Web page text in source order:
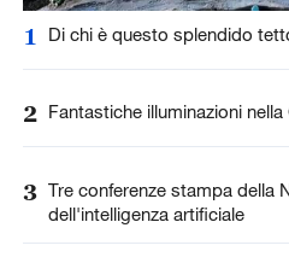
1 Di chi è questo splendido
2 Fantastiche illuminazioni
3 Tre conferenze stampa della
dell'intelligenza artificiale